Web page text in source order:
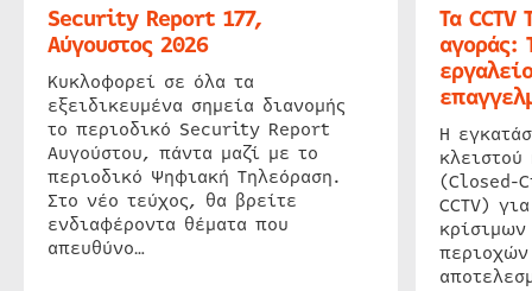
Security Report 177,
Αύγουστος 2026
Κυκλοφορεί σε όλα τα
εξειδικευμένα σημεία διανομής
το περιοδικό Security Report
Αυγούστου, πάντα μαζί με το
περιοδικό Ψηφιακή Τηλεόραση.
Στο νέο τεύχος, θα βρείτε
ενδιαφέροντα θέματα που
απευθύνο…
Τα
αγοράς:
Η
(Closed-
CCTV)